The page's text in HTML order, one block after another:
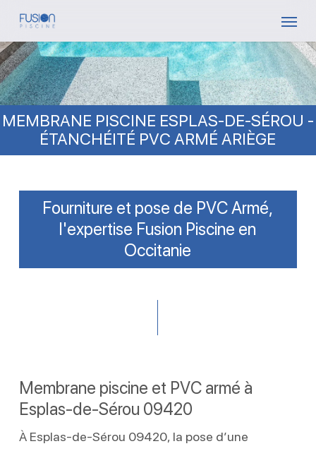
Skip
main
content
MEMBRANE PISCINE ESPLAS-DE-SÉROU -
ÉTANCHÉITÉ PVC ARMÉ ARIÈGE
Fourniture et pose de PVC Armé,
l'expertise Fusion Piscine en
Occitanie
Membrane piscine et PVC armé à
Esplas-de-Sérou 09420
À Esplas-de-Sérou 09420, la pose d’une